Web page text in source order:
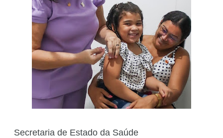
Secretaria de Estado da Saúde